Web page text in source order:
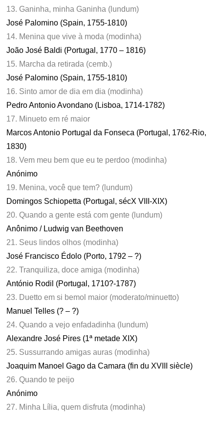
13. Ganinha, minha Ganinha (lundum)
José Palomino (Spain, 1755-1810)
14. Menina que vive à moda (modinha)
João José Baldi (Portugal, 1770 – 1816)
15. Marcha da retirada (cemb.)
José Palomino (Spain, 1755-1810)
16. Sinto amor de dia em dia (modinha)
Pedro Antonio Avondano (Lisboa, 1714-1782)
17. Minueto em ré maior
Marcos Antonio Portugal da Fonseca (Portugal, 1762-Rio,
1830)
18. Vem meu bem que eu te perdoo (modinha)
Anónimo
19. Menina, você que tem? (lundum)
Domingos Schiopetta (Portugal, sécX VIII-XIX)
20. Quando a gente está com gente (lundum)
Anônimo / Ludwig van Beethoven
21. Seus lindos olhos (modinha)
José Francisco Édolo (Porto, 1792 – ?)
22. Tranquiliza, doce amiga (modinha)
António Rodil (Portugal, 1710?-1787)
23. Duetto em si bemol maior (moderato/minuetto)
Manuel Telles (? – ?)
24. Quando a vejo enfadadinha (lundum)
Alexandre José Pires (1ª metade XIX)
25. Sussurrando amigas auras (modinha)
Joaquim Manoel Gago da Camara (fin du XVIII siècle)
26. Quando te peijo
Anónimo
27. Minha Lília, quem disfruta (modinha)